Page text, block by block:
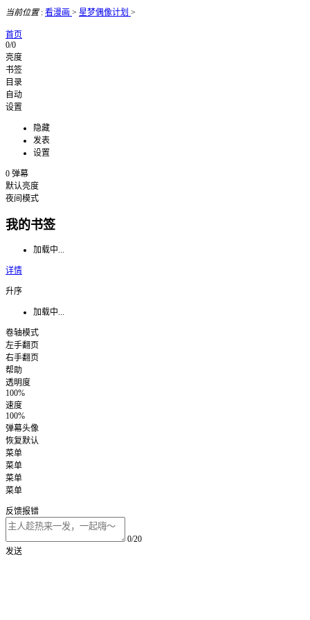
当前位置: 看漫画 > 星梦偶像计划 >
首页
0/0
亮度
书签
目录
自动
设置
隐藏
发表
设置
0 弹幕
默认亮度
夜间模式
我的书签
加载中...
详情
升序
加载中...
卷轴模式
左手翻页
右手翻页
帮助
透明度
100%
速度
100%
弹幕头像
恢复默认
菜单
菜单
菜单
菜单
反馈报错
0/20
发送